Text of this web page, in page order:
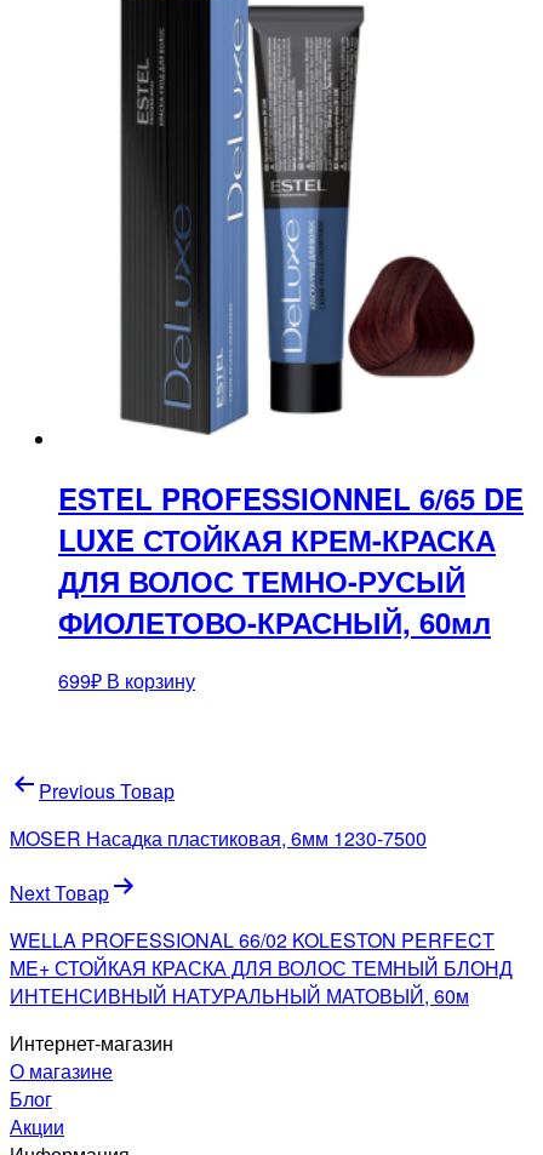
ESTEL PROFESSIONNEL 6/65 DE
LUXE СТОЙКАЯ КРЕМ-КРАСКА
ДЛЯ ВОЛОС ТЕМНО-РУСЫЙ
ФИОЛЕТОВО-КРАСНЫЙ, 60мл
699₽ В корзину
Навигация
по
записям
Previous Товар
MOSER Насадка пластиковая, 6мм 1230-7500
Next Товар
WELLA PROFESSIONAL 66/02 KOLESTON PERFECT
ME+ СТОЙКАЯ КРАСКА ДЛЯ ВОЛОС ТЕМНЫЙ БЛОНД
ИНТЕНСИВНЫЙ НАТУРАЛЬНЫЙ МАТОВЫЙ, 60м
Интернет-магазин
О магазине
Блог
Акции